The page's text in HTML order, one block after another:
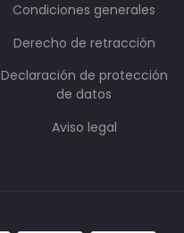
Condiciones generales
Derecho de retracción
Declaración de protección
de datos
Aviso legal